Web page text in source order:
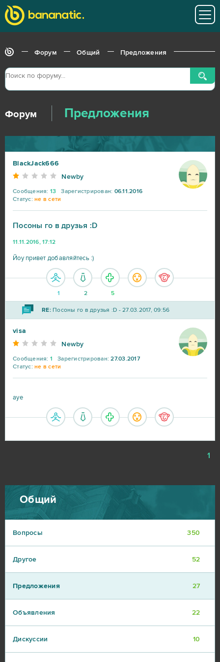
Форум Общий Предложения
Форум Предложения
BlackJack666
Newby
Сообщения: 13 Зарегистрирован: 06.11.2016
Статус: не в сети
Посоны го в друзья :D
11.11.2016, 17:12
Йоу привет добавляйтесь :)
1 2 5
RE:Посоны го в друзья :D - 27.03.2017, 09:56
visa
Newby
Сообщения: 1 Зарегистрирован: 27.03.2017
Статус: не в сети
ауе
1
Общий
Вопросы 350
Другое 52
Предложения 27
Объявления 22
Дискуссии 10